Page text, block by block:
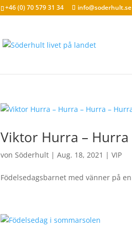
+46 (0) 70 579 31 34 info@soderhult.se
Viktor Hurra –
vonSöderhult |Aug. 18, 2021 |VIP
Födelsedagsbarnet med vänner på